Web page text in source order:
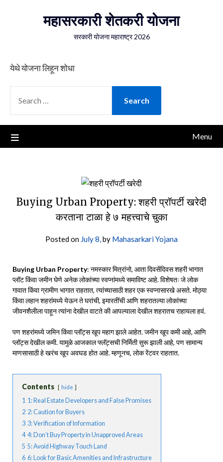
महासरकारी शेतकरी योजना
सरकारी योजना महाराष्ट्र 2026
येथे योजना लिहून शोधा
FOR:
Menu
Buying Urban Property: शहरी प्रॉपर्टी खरेदी
करताना टाळा हे ७ महत्त्वाचे चुका
Posted on July 8,by Mahasarkari Yojana
Buying Urban Property: नमस्कार मित्रांनो, आता दिवसेंदिवस शहरी भागात
प्लॉट किंवा जमीन घेणे अनेक लोकांच्या स्वप्नांमध्ये समाविष्ट आहे. विशेषतः जे लोक
गावात किंवा ग्रामीण भागात राहतात, त्यांच्यासाठी शहर एक स्वप्नासारखे असते. मोठ्या
किंवा लहान शहरांमध्ये येऊन ते घरांची, इमारतींची आणि शहरातल्या लोकांच्या
जीवनशैलीला पाहून त्यांना देखील वाटते की आपल्याला देखील शहरातच राहायला हवं.
पण शहरांमध्ये जमिन किंवा प्लॉट्स खूप महाग झाले आहेत. जमीन खूप कमी आहे, आणि
प्लॉट्स देखील कमी. यामुळे आजकाल फ्लॅट्सची निर्मिती सुरू झाली आहे, पण सामान्य
माणसासाठी हे खरंच खूप अवघड होत आहे. म्हणूनच, लोक रेंटवर राहतात.
Contents hide
1 1: Real Estate Developers and False Promises
2 2: Caution for Buyers
3 3: Verification of Information
4 4: Don’t Buy Property in Unapproved Areas
5 5: Avoid Highway Touch Land
6 6: Look for Basic Amenities and Infrastructure